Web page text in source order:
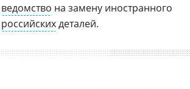
ведомство на замену иностранного
российскихдеталей.